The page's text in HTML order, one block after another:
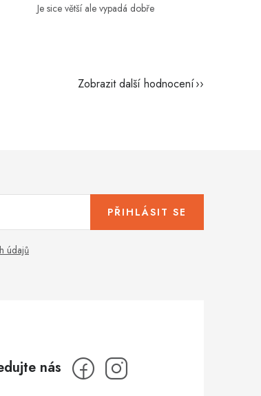
Je sice větší ale vypadá dobře
Zobrazit další hodnocení
údajů
PŘIHLÁSIT SE